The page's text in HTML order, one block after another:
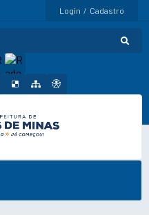
Login / Cadastro